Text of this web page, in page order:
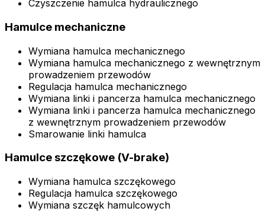
Czyszczenie hamulca hydraulicznego
Hamulce mechaniczne
Wymiana hamulca mechanicznego
Wymiana hamulca mechanicznego z wewnętrznym
prowadzeniem przewodów
Regulacja hamulca mechanicznego
Wymiana linki i pancerza hamulca mechanicznego
Wymiana linki i pancerza hamulca mechanicznego
z wewnętrznym prowadzeniem przewodów
Smarowanie linki hamulca
Hamulce szczękowe (V-brake)
Wymiana hamulca szczękowego
Regulacja hamulca szczękowego
Wymiana szczęk hamulcowych